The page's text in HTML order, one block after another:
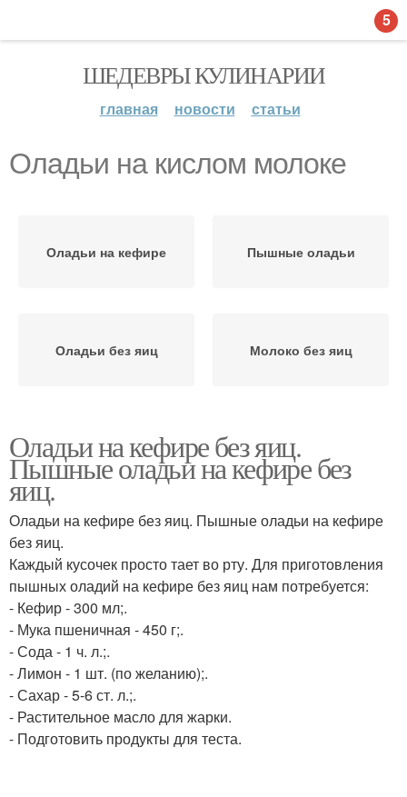
ШЕДЕВРЫ КУЛИНАРИИ
главная новости статьи
Оладьи на кислом молоке
Оладьи на кефире Пышные оладьи
Оладьи без яиц Молоко без яиц
Оладьи на кефире без яиц.
Пышные оладьи на кефире без
яиц.
Оладьи на кефире без яиц. Пышные оладьи на кефире
без яиц.
Каждый кусочек просто тает во рту. Для приготовления
пышных оладий на кефире без яиц нам потребуется:
- Кефир - 300 мл;.
- Мука пшеничная - 450 г;.
- Сода - 1 ч. л.;.
- Лимон - 1 шт. (по желанию);.
- Сахар - 5-6 ст. л.;.
- Растительное масло для жарки.
- Подготовить продукты для теста.
5